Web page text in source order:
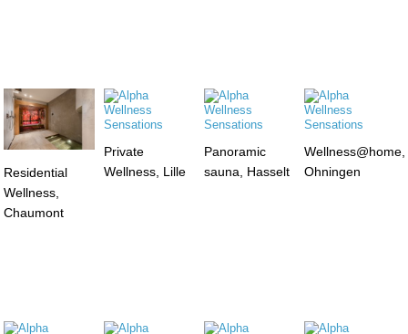
Residential
Wellness,
Chaumont
Private
Wellness, Lille
Panoramic
sauna, Hasselt
Wellness@home,
Ohningen